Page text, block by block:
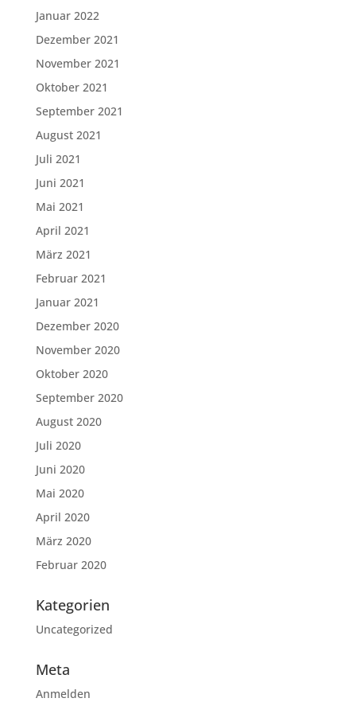
Januar 2022
Dezember 2021
November 2021
Oktober 2021
September 2021
August 2021
Juli 2021
Juni 2021
Mai 2021
April 2021
März 2021
Februar 2021
Januar 2021
Dezember 2020
November 2020
Oktober 2020
September 2020
August 2020
Juli 2020
Juni 2020
Mai 2020
April 2020
März 2020
Februar 2020
Kategorien
Uncategorized
Meta
Anmelden